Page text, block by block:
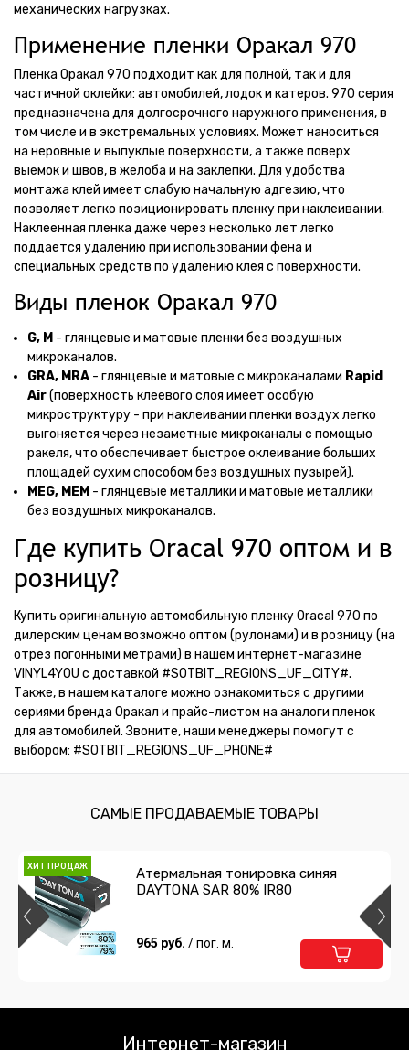
механических нагрузках.
Применение пленки Оракал 970
Пленка Оракал 970 подходит как для полной, так и для
частичной оклейки: автомобилей, лодок и катеров. 970 серия
предназначена для долгосрочного наружного применения, в
том числе и в экстремальных условиях. Может наноситься
на неровные и выпуклые поверхности, а также поверх
выемок и швов, в желоба и на заклепки. Для удобства
монтажа клей имеет слабую начальную адгезию, что
позволяет легко позиционировать пленку при наклеивании.
Наклеенная пленка даже через несколько лет легко
поддается удалению при использовании фена и
специальных средств по удалению клея с поверхности.
Виды пленок Оракал 970
G, M - глянцевые и матовые пленки без воздушных
микроканалов.
GRA, MRA - глянцевые и матовые с микроканалами Rapid
Air(поверхность клеевого слоя имеет особую
микроструктуру - при наклеивании пленки воздух легко
выгоняется через незаметные микроканалы с помощью
ракеля, что обеспечивает быстрое оклеивание больших
площадей сухим способом без воздушных пузырей).
MEG, MEM - глянцевые металлики и матовые металлики
без воздушных микроканалов.
Где купить Oracal 970 оптом и в
розницу?
Купить оригинальную автомобильную пленку Oracal 970 по
дилерским ценам возможно оптом (рулонами) и в розницу (на
отрез погонными метрами) в нашем интернет-магазине
VINYL4YOU с доставкой #SOTBIT_REGIONS_UF_CITY#.
Также, в нашем каталоге можно ознакомиться с другими
сериями бренда Оракал и прайс-листом на аналоги пленок
для автомобилей. Звоните, наши менеджеры помогут с
выбором: #SOTBIT_REGIONS_UF_PHONE#
САМЫЕ ПРОДАВАЕМЫЕ ТОВАРЫ
ХИТ ПРОДАЖ
Атермальная тонировка синяя
DAYTONA SAR 80% IR80
965 руб. / пог. м.
Интернет-магазин